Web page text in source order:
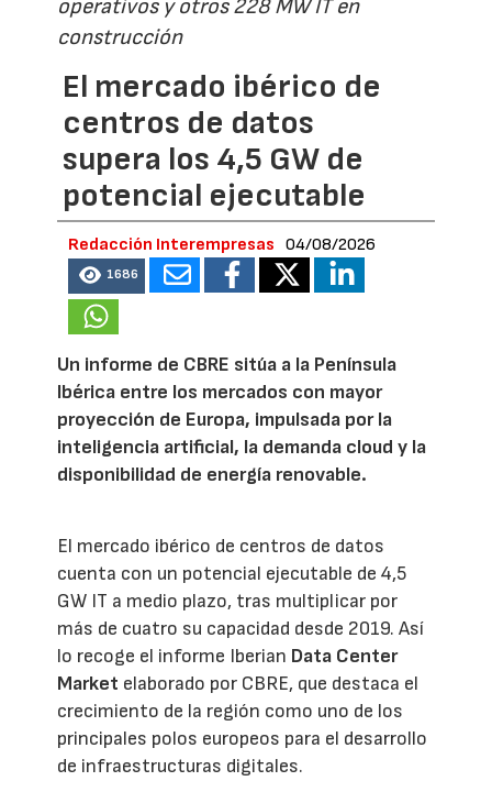
operativos y otros 228 MW IT en
construcción
El mercado ibérico de
centros de datos
supera los 4,5 GW de
potencial ejecutable
Redacción Interempresas 04/08/2026
1686
Un informe de CBRE sitúa a la Península
Ibérica entre los mercados con mayor
proyección de Europa, impulsada por la
inteligencia artificial, la demanda cloud y la
disponibilidad de energía renovable.
El mercado ibérico de centros de datos
cuenta con un potencial ejecutable de 4,5
GW IT a medio plazo, tras multiplicar por
más de cuatro su capacidad desde 2019. Así
lo recoge el informe Iberian Data Center
Market elaborado por CBRE, que destaca el
crecimiento de la región como uno de los
principales polos europeos para el desarrollo
de infraestructuras digitales.